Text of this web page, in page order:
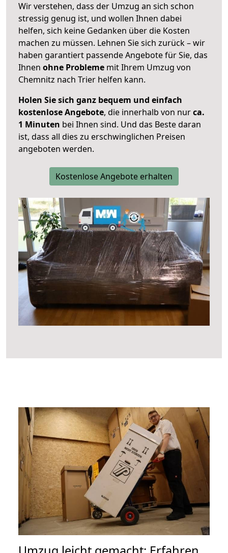
Wir verstehen, dass der Umzug an sich schon
stressig genug ist, und wollen Ihnen dabei
helfen, sich keine Gedanken über die Kosten
machen zu müssen. Lehnen Sie sich zurück – wir
haben garantiert passende Angebote für Sie, das
Ihnen ohne Probleme mit Ihrem Umzug von
Chemnitz nach Trier helfen kann.
Holen Sie sich ganz bequem und einfach
kostenlose Angebote, die innerhalb von nurca.
1 Minuten bei Ihnen sind. Und das Beste daran
ist, dass all dies zu erschwinglichen Preisen
angeboten werden.
Kostenlose Angebote erhalten